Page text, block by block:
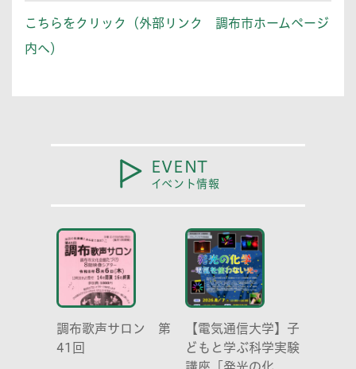
こちらをクリック（外部リンク 調布市ホームページ
内へ）
EVENT
イベント情報
調布歌声サロン 第
41回
【電気通信大学】子
どもと学ぶ科学実験
講座「発光の化